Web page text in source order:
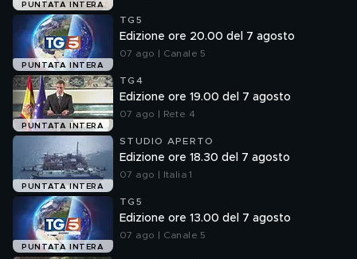
PUNTATA INTERA
PUNTATA INTERA
TG5
Edizione ore 20.00 del 7 agosto
07 ago | Canale 5
PUNTATA INTERA
TG4
Edizione ore 19.00 del 7 agosto
07 ago | Rete 4
PUNTATA INTERA
STUDIO APERTO
Edizione ore 18.30 del 7 agosto
07 ago | Italia 1
PUNTATA INTERA
TG5
Edizione ore 13.00 del 7 agosto
07 ago | Canale 5